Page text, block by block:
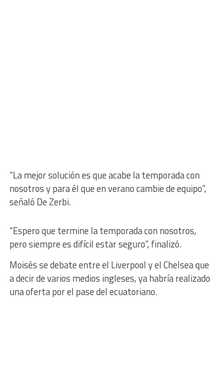
“La mejor solución es que acabe la temporada con
nosotros y para él que en verano cambie de equipo”,
señaló De Zerbi.
“Espero que termine la temporada con nosotros,
pero siempre es difícil estar seguro”, finalizó.
Moisés se debate entre el Liverpool y el Chelsea que
a decir de varios medios ingleses, ya habría realizado
una oferta por el pase del ecuatoriano.